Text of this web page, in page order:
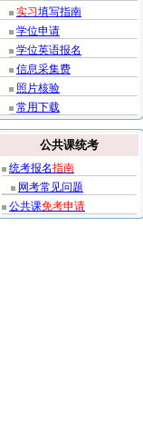
实习 填写指南
学位申请
学位英语报名
信息采集费
照片核验
常用下载
公共课统考
统考报名指南
网考常见问题
公共课免考申请